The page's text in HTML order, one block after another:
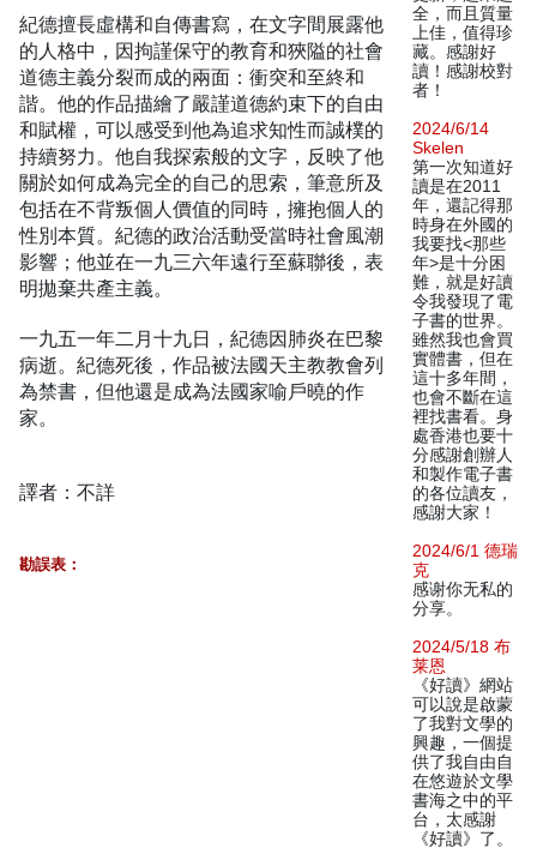
紀德擅長虛構和自傳書寫，在文字間展露他
的人格中，因拘謹保守的教育和狹隘的社會
道德主義分裂而成的兩面：衝突和至終和
諧。他的作品描繪了嚴謹道德約束下的自由
和賦權，可以感受到他為追求知性而誠樸的
持續努力。他自我探索般的文字，反映了他
關於如何成為完全的自己的思索，筆意所及
包括在不背叛個人價值的同時，擁抱個人的
性別本質。紀德的政治活動受當時社會風潮
影響；他並在一九三六年遠行至蘇聯後，表
明拋棄共產主義。
一九五一年二月十九日，紀德因肺炎在巴黎
病逝。紀德死後，作品被法國天主教教會列
為禁書，但他還是成為法國家喻戶曉的作
家。
譯者：不詳
勘誤表：
全，而且質量
上佳，值得珍
藏。感謝好
讀！感謝校對
者！
2024/6/14
Skelen
第一次知道好
讀是在2011
年，還記得那
時身在外國的
我要找<那些
年>是十分困
難，就是好讀
令我發現了電
子書的世界。
雖然我也會買
實體書，但在
這十多年間，
也會不斷在這
裡找書看。身
處香港也要十
分感謝創辦人
和製作電子書
的各位讀友，
感謝大家！
2024/6/1 德瑞
克
感谢你无私的
分享。
2024/5/18 布
莱恩
《好讀》網站
可以說是啟蒙
了我對文學的
興趣，一個提
供了我自由自
在悠遊於文學
書海之中的平
台，太感謝
《好讀》了。